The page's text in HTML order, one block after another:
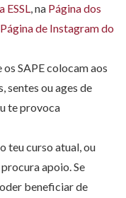
ESSL , na Página dos
Página de Instagram do
SAPE colocam aos
sentes ou ages de
te provoca
teu curso atual, ou
apoio. Se
beneficiar de